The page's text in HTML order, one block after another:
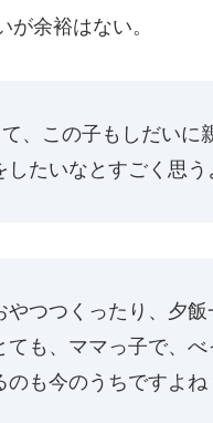
余裕はない。
、この子もしだいに
たいなとすごく思う
やつつくったり、夕
も、ママっ子で、べ
も今のうちですよね